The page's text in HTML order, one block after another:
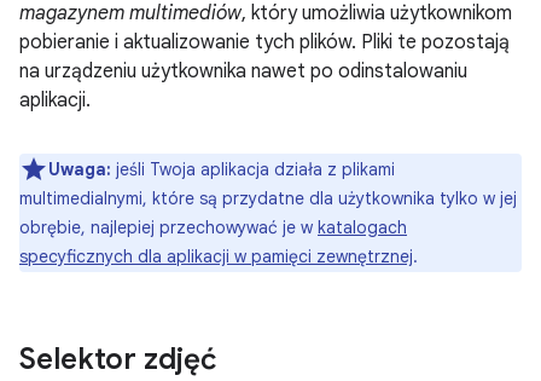
magazynem multimediów, który umożliwia użytkownikom
pobieranie i aktualizowanie tych plików. Pliki te pozostają
na urządzeniu użytkownika nawet po odinstalowaniu
aplikacji.
Uwaga: jeśli Twoja aplikacja działa z plikami
multimedialnymi, które są przydatne dla użytkownika tylko w jej
obrębie, najlepiej przechowywać je w katalogach
specyficznych dla aplikacji w pamięci zewnętrznej.
Selektor zdjęć